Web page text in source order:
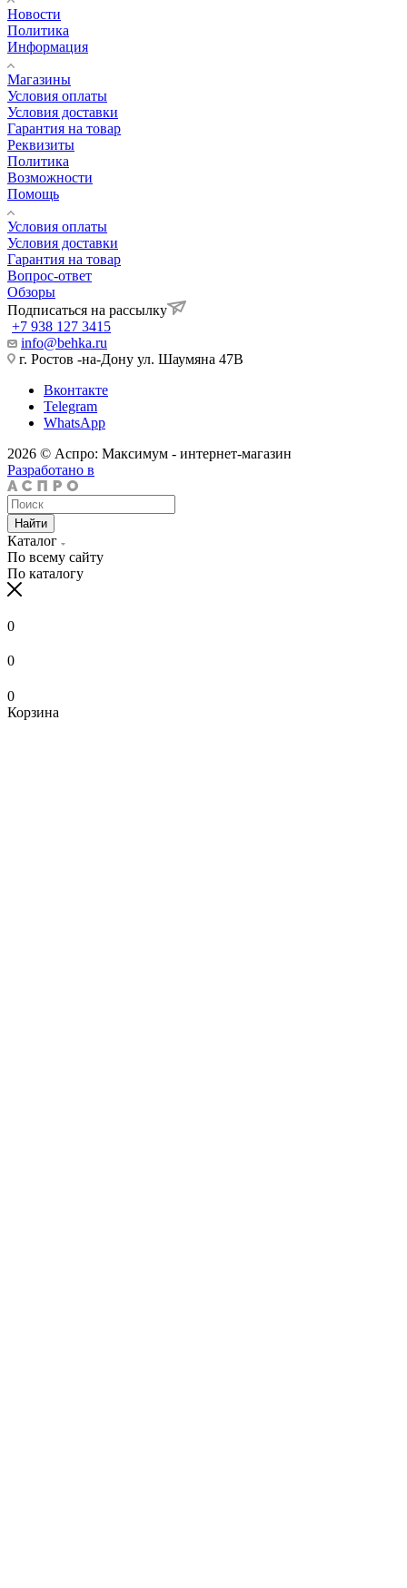
Новости
Политика
Информация
Магазины
Условия оплаты
Условия доставки
Гарантия на товар
Реквизиты
Политика
Возможности
Помощь
Условия оплаты
Условия доставки
Гарантия на товар
Вопрос-ответ
Обзоры
Подписаться на рассылку
+7 938 127 3415
info@behka.ru
г. Ростов -на-Дону ул. Шаумяна 47В
Вконтакте
Telegram
WhatsApp
2026 © Аспро: Максимум - интернет-магазин
Разработано в
Найти
Каталог
По всему сайту
По каталогу
0
0
0
Корзина